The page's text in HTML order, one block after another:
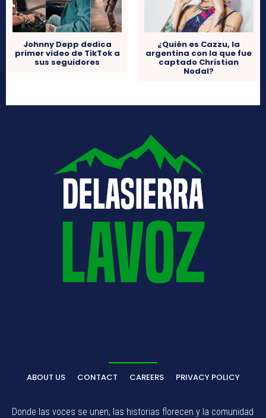
Johnny Depp dedica
primer video de TikTok a
sus seguidores
¿Quién es Cazzu, la
argentina con la que fue
captado Christian
Nodal?
ABOUT US CONTACT CAREERS PRIVACY POLICY
Donde las voces se unen, las historias florecen y la comunidad